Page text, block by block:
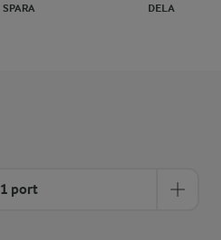
SPARA DELA
1 port